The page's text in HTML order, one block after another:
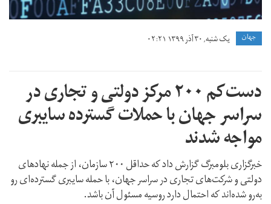
جهان یک شنبه, ۳۰ آذر ۱۳۹۹ ۰۲:۲۱
دست‌کم ۲۰۰ مرکز دولتی و تجاری در
سراسر جهان با حملات گسترده سایبری
مواجه شدند
خبرگزاری بلومبرگ گزارش داد که حداقل ۲۰۰ سازمان، از جمله نهادهای
دولتی و شرکت‌های تجاری در سراسر جهان، با حمله سایبری گسترده‌ای رو
به‌رو شده‌اند که احتمال دارد روسیه مسئول آن باشد.